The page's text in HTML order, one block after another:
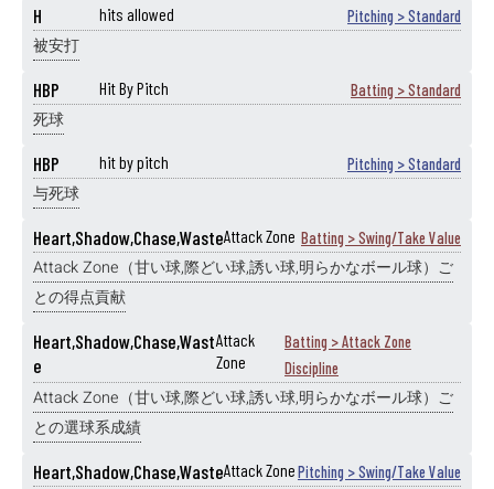
H hits allowed Pitching > Standard
被安打
HBP Hit By Pitch Batting > Standard
死球
HBP hit by pitch Pitching > Standard
与死球
Heart,Shadow,Chase,WasteAttack Zone Batting > Swing/Take Value
Attack Zone（甘い球,際どい球,誘い球,明らかなボール球）ご
との得点貢献
Heart,Shadow,Chase,Wast
e
Attack
Zone
Batting > Attack Zone
Discipline
Attack Zone（甘い球,際どい球,誘い球,明らかなボール球）ご
との選球系成績
Heart,Shadow,Chase,WasteAttack ZonePitching > Swing/Take Value